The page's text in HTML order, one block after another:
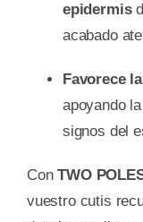
epidermis
acabado
Favorece
apoyando
signos del
ConTWO
vuestro cutis